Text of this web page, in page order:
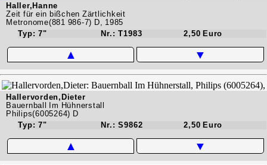
Haller,Hanne
Zeit für ein bißchen Zärtlichkeit
Metronome(881 986-7) D, 1985
Typ: 7"
Nr.: T1983 2,50 Euro
▲ ▼
Hallervorden,Dieter
Bauernball Im Hühnerstall
Philips(6005264) D
Typ: 7"
Nr.: S9862 2,50 Euro
▲ ▼